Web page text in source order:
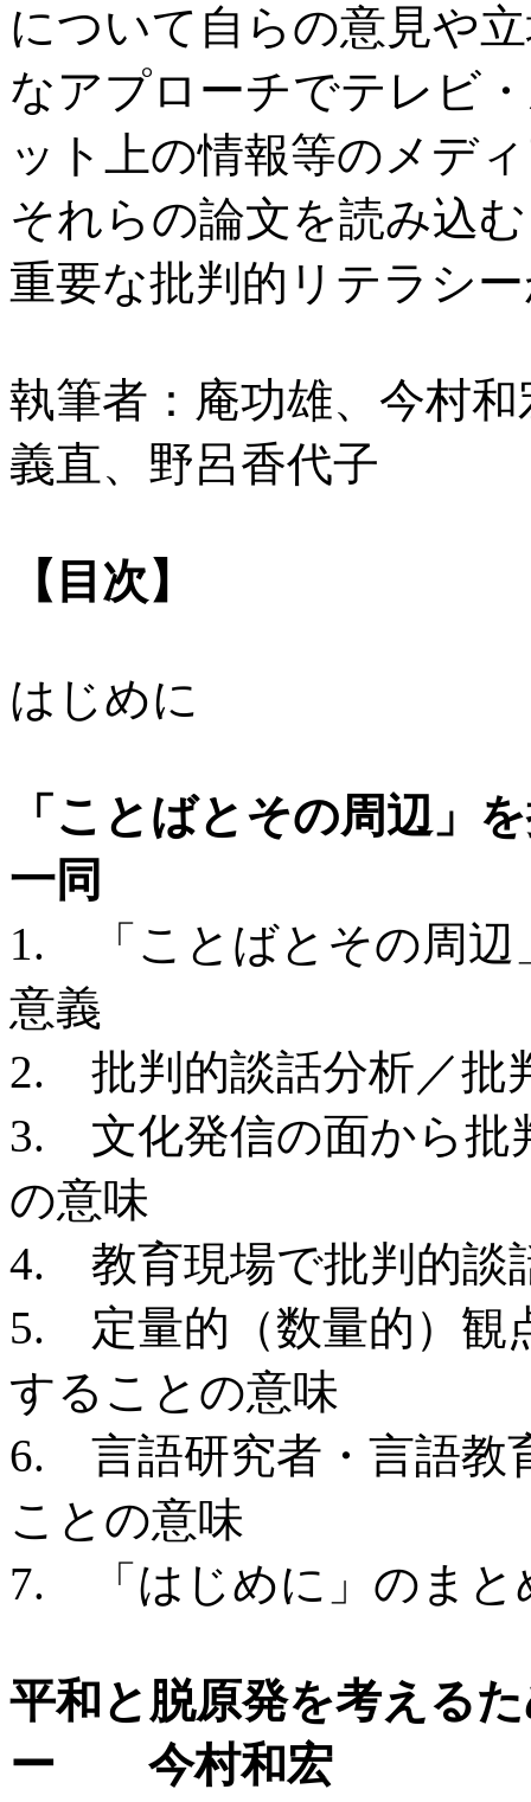
について自らの意見や
なアプローチでテレビ
ット上の情報等のメデ
それらの論文を読み込
重要な批判的リテラシ
執筆者：庵功雄、今村
義直、野呂香代子
【目次】
はじめに
「ことばとその周辺
一同
1. 「ことばとその周辺
意義
2. 批判的談話分析／批
3. 文化発信の面から批
の意味
4. 教育現場で批判的談
5. 定量的（数量的）観
することの意味
6. 言語研究者・言語教
ことの意味
7. 「はじめに」のまと
平和と脱原発を考える
ー 今村和宏